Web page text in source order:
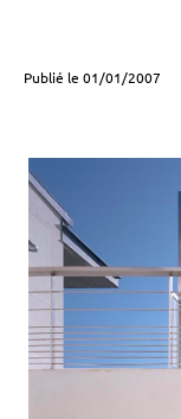
Publié le 01/01/2007